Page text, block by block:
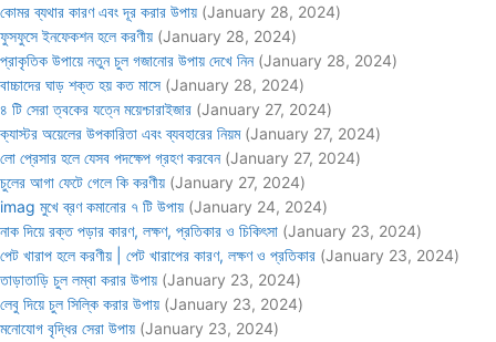
কোমর ব্যথার কারণ এবং দূর করার উপায় (January 28, 2024)
ফুসফুসে ইনফেকশন হলে করণীয় (January 28, 2024)
প্রাকৃতিক উপায়ে নতুন চুল গজানোর উপায় দেখে নিন (January 28, 2024)
বাচ্চাদের ঘাড় শক্ত হয় কত মাসে (January 28, 2024)
৪ টি সেরা ত্বকের যত্নে ময়েশ্চারাইজার (January 27, 2024)
ক্যাস্টর অয়েলের উপকারিতা এবং ব্যবহারের নিয়ম (January 27, 2024)
লো প্রেসার হলে যেসব পদক্ষেপ গ্রহণ করবেন (January 27, 2024)
চুলের আগা ফেটে গেলে কি করণীয় (January 27, 2024)
imag মুখে ব্রণ কমানোর ৭ টি উপায় (January 24, 2024)
নাক দিয়ে রক্ত পড়ার কারণ, লক্ষণ, প্রতিকার ও চিকিৎসা (January 23, 2024)
পেট খারাপ হলে করণীয় | পেট খারাপের কারণ, লক্ষণ ও প্রতিকার (January 23, 2024)
তাড়াতাড়ি চুল লম্বা করার উপায় (January 23, 2024)
লেবু দিয়ে চুল সিল্কি করার উপায় (January 23, 2024)
মনোযোগ বৃদ্ধির সেরা উপায় (January 23, 2024)